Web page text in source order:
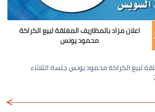
اعلان مزاد بالمظاريف المغلقة لبيع الكراكة
محمود يونس
لبيع الكراكة محمود يونس​ جلسة الثلاثاء